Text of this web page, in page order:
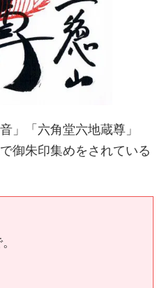
」「六角堂六地蔵尊」
御朱印集めをされている